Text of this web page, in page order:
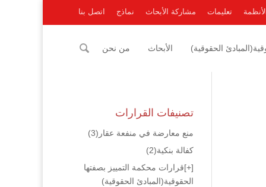
الأنظمة تعليمات مشاركة الأبحاث نماذج اتصل بنا
الحقوقية) الأبحاث من نحن
تصنيفات القرارات
منع معارضة في منفعة عقار (3)
كفالة بنكية(2)
[+]قرارات محكمة التمييز بصفتها
الحقوقية(المبادئ الحقوقية)